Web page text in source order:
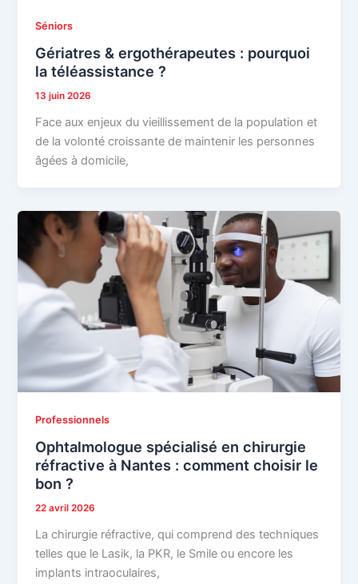
Séniors
Gériatres & ergothérapeutes : pourquoi
la téléassistance ?
13 juin 2026
Face aux enjeux du vieillissement de la population et
de la volonté croissante de maintenir les personnes
âgées à domicile,
Professionnels
Ophtalmologue spécialisé en chirurgie
réfractive à Nantes : comment choisir le
bon ?
22 avril 2026
La chirurgie réfractive, qui comprend des techniques
telles que le Lasik, la PKR, le Smile ou encore les
implants intraoculaires,